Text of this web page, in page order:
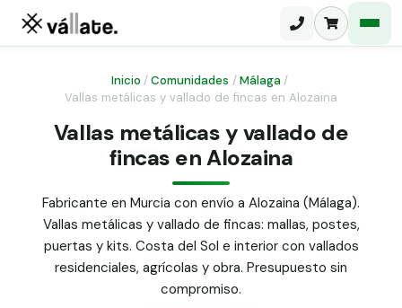
Malla ganadera
Malla simple torsión
Malla triple torsión
Panel malla H.
Puerta abatible dos hojas
Puerta acceso peatonal
Poste malla Hércules
Poste malla simple torsión
Alambre de espino galvanizado
Inicio /Comunidades / Málaga /
Vallas metálicas y vallado de fincas en Alozaina
Vallas metálicas y vallado de
fincas en Alozaina
Fabricante en Murcia con envío a Alozaina (Málaga).
Vallas metálicas y vallado de fincas: mallas, postes,
puertas y kits. Costa del Sol e interior con vallados
residenciales, agrícolas y obra. Presupuesto sin
compromiso.